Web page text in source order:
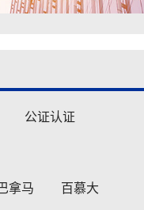
公证认证
拿马 百慕大